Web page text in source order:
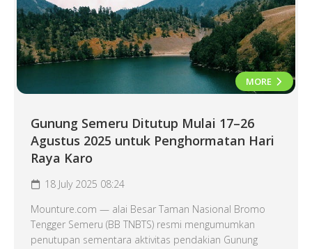
MORE
Gunung Semeru Ditutup Mulai 17–26
Agustus 2025 untuk Penghormatan Hari
Raya Karo
18 July 2025 08:24
Mounture.com — alai Besar Taman Nasional Bromo
Tengger Semeru (BB TNBTS) resmi mengumumkan
penutupan sementara aktivitas pendakian Gunung